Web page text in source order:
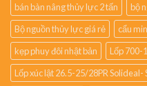
bán bàn nâng thủy lực 2 tấn
bộ
Bộ nguồn thủy lực giá rẻ
cẩu
kẹp phuy đôi nhật bản
Lốp 700-
Lốp xúc lật 26.5-25/28PR Solideal-